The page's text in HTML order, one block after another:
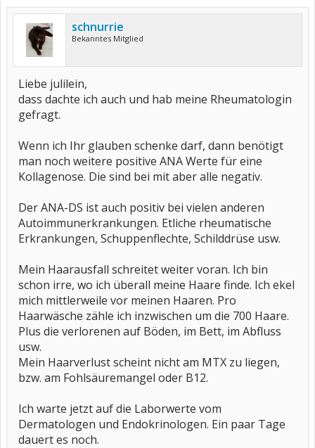
schnurrie
Bekanntes Mitglied
Liebe julilein,
dass dachte ich auch und hab meine Rheumatologin
gefragt.
Wenn ich Ihr glauben schenke darf, dann benötigt
man noch weitere positive ANA Werte für eine
Kollagenose. Die sind bei mit aber alle negativ.
Der ANA-DS ist auch positiv bei vielen anderen
Autoimmunerkrankungen. Etliche rheumatische
Erkrankungen, Schuppenflechte, Schilddrüse usw.
Mein Haarausfall schreitet weiter voran. Ich bin
schon irre, wo ich überall meine Haare finde. Ich ekel
mich mittlerweile vor meinen Haaren. Pro
Haarwäsche zähle ich inzwischen um die 700 Haare.
Plus die verlorenen auf Böden, im Bett, im Abfluss
usw.
Mein Haarverlust scheint nicht am MTX zu liegen,
bzw. am Fohlsäuremangel oder B12.
Ich warte jetzt auf die Laborwerte vom
Dermatologen und Endokrinologen. Ein paar Tage
dauert es noch.